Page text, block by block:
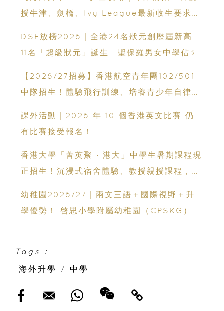
授牛津、劍橋、Ivy League最新收生要求｜
DSE放榜2026｜全港24名狀元創歷屆新高
11名「超級狀元」誕生 聖保羅男女中學佔3
【2026/27招募】香港航空青年團102/501
中隊招生！體驗飛行訓練、培養青少年自律與
課外活動｜2026 年 10 個香港英文比賽 仍
有比賽接受報名！
香港大學「菁英聚 ‧ 港大」中學生暑期課程現
正招生！沉浸式宿舍體驗、教授親授課程，助
幼稚園2026/27｜兩文三語＋國際視野＋升
學優勢！ 啓思小學附屬幼稚園（CPSKG）
Tags :
海外升學
/ 中學